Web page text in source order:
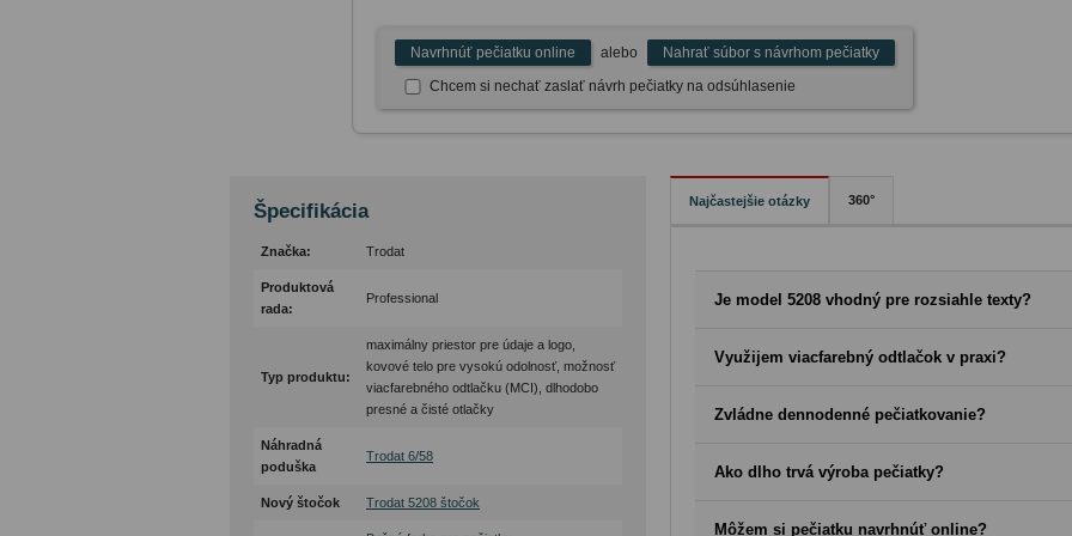
Navrhnúť pečiatku online alebo
Nahrať súbor s návrhom pečiatky
Chcem si nechať zaslať návrh pečiatky na odsúhlasenie
Špecifikácia
Značka: Trodat
Produktová
rada:
Professional
Typ produktu:
maximálny priestor pre údaje a logo,
kovové telo pre vysokú odolnosť, možnosť
viacfarebného odtlačku (MCI), dlhodobo
presné a čisté otlačky
Náhradná
poduška
Trodat 6/58
Nový štočok Trodat 5208 štočok
Najčastejšie otázky 360°
Je model 5208 vhodný pre rozsiahle texty?
Využijem viacfarebný odtlačok v praxi?
textu.
Zvládne dennodenné pečiatkovanie?
Ako dlho trvá výroba pečiatky?
prijatí objednávky. Vďaka moderným technológiám a
Môžem si pečiatku navrhnúť online?